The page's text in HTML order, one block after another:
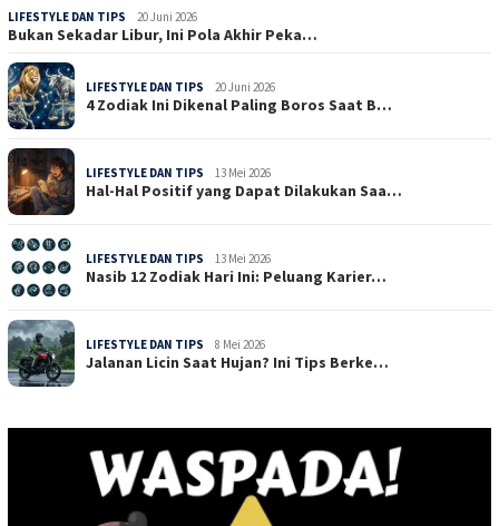
LIFESTYLE DAN TIPS 20 Juni 2026
Bukan Sekadar Libur, Ini Pola Akhir Peka…
LIFESTYLE DAN TIPS 20 Juni 2026
4 Zodiak Ini Dikenal Paling Boros Saat B…
LIFESTYLE DAN TIPS 13 Mei 2026
Hal-Hal Positif yang Dapat Dilakukan Saa…
LIFESTYLE DAN TIPS 13 Mei 2026
Nasib 12 Zodiak Hari Ini: Peluang Karier…
LIFESTYLE DAN TIPS 8 Mei 2026
Jalanan Licin Saat Hujan? Ini Tips Berke…